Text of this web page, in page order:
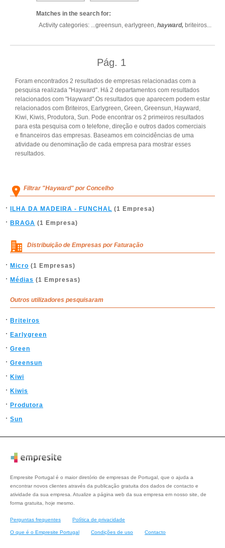
Matches in the search for:
Activity categories: ...greensun, earlygreen, hayward, briteiros...
Pág. 1
Foram encontrados 2 resultados de empresas relacionadas com a
pesquisa realizada "Hayward". Há 2 departamentos com resultados
relacionados com "Hayward".Os resultados que aparecem podem estar
relacionados com Briteiros, Earlygreen, Green, Greensun, Hayward,
Kiwi, Kiwis, Produtora, Sun. Pode encontrar os 2 primeiros resultados
para esta pesquisa com o telefone, direção e outros dados comerciais
e financeiros das empresas. Baseamos em coincidências de uma
atividade ou denominação de cada empresa para mostrar esses
resultados.
Filtrar "Hayward" por Concelho
ILHA DA MADEIRA - FUNCHAL (1 Empresa)
BRAGA (1 Empresa)
Distribuição de Empresas por Faturação
Micro (1 Empresas)
Médias (1 Empresas)
Outros utilizadores pesquisaram
Briteiros
Earlygreen
Green
Greensun
Kiwi
Kiwis
Produtora
Sun
Empresite Portugal é o maior diretório de empresas de Portugal, que o ajuda a
encontrar novos clientes através da publicação gratuita dos dados de contacto e
atividade da sua empresa. Atualize a página web da sua empresa em nosso site, de
forma gratuita, hoje mesmo.
Perguntas frequentes Política de privacidade
O que é o Empresite Portugal Condições de uso Contacto